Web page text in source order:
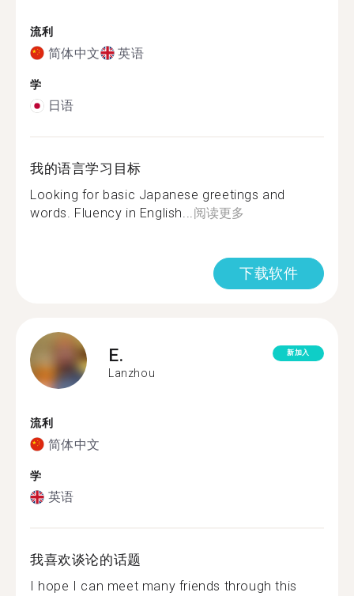
流利
简体中文 英语
学
日语
我的语言学习目标
Looking for basic Japanese greetings and
words. Fluency in English...阅读更多
下载软件
E.
Lanzhou
新加入
流利
简体中文
学
英语
我喜欢谈论的话题
I hope I can meet many friends through this